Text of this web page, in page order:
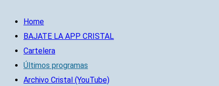
Home
BAJATE LA APP CRISTAL
Cartelera
Últimos programas
Archivo Cristal (YouTube)